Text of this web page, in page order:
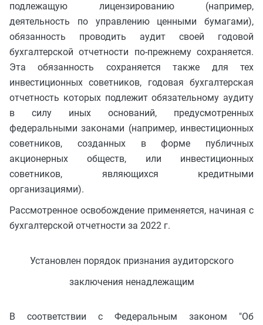
подлежащую лицензированию (например,
деятельность по управлению ценными бумагами),
обязанность проводить аудит своей годовой
бухгалтерской отчетности по-прежнему сохраняется.
Эта обязанность сохраняется также для тех
инвестиционных советников, годовая бухгалтерская
отчетность которых подлежит обязательному аудиту
в силу иных оснований, предусмотренных
федеральными законами (например, инвестиционных
советников, созданных в форме публичных
акционерных обществ, или инвестиционных
советников, являющихся кредитными
организациями).
Рассмотренное освобождение применяется, начиная с
бухгалтерской отчетности за 2022 г.
Установлен порядок признания аудиторского
заключения ненадлежащим
В соответствии с Федеральным законом "Об